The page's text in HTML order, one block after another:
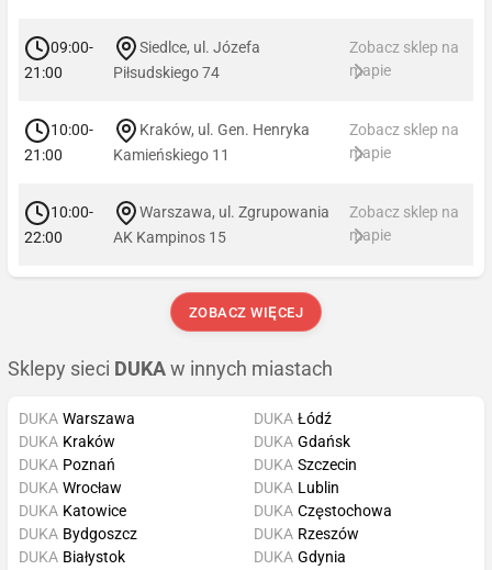
09:00-
21:00
Siedlce, ul. Józefa
Piłsudskiego 74
Zobacz sklep na
mapie
10:00-
21:00
Kraków, ul. Gen. Henryka
Kamieńskiego 11
Zobacz sklep na
mapie
10:00-
22:00
Warszawa, ul. Zgrupowania
AK Kampinos 15
Zobacz sklep na
mapie
ZOBACZ WIĘCEJ
Sklepy sieci DUKA w innych miastach
DUKA Warszawa
DUKA Kraków
DUKA Poznań
DUKA Wrocław
DUKA Łódź
DUKA Gdańsk
DUKA Szczecin
DUKA Lublin
DUKA Katowice
DUKA Bydgoszcz
DUKA Białystok
DUKA Częstochowa
DUKA Rzeszów
DUKA Gdynia